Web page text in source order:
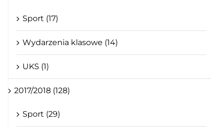
Sport (17)
Wydarzenia klasowe (14)
UKS (1)
2017/2018 (128)
Sport (29)